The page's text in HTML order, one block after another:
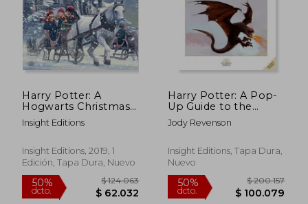
10%
dcto.
$ 9.625
$ 8.663
50%
dcto.
Harry Potter: A
Hogwarts Christmas
Pop-Up (en Inglés)
Insight Editions
Insight Editions, 2019, 1
Edición, Tapa Dura, Nuevo
Harry Potter: A Pop-
Up Guide to the
Creatures of the
Wizarding World (en
Jody Revenson
Insight Editions, Tapa Dura,
Nuevo